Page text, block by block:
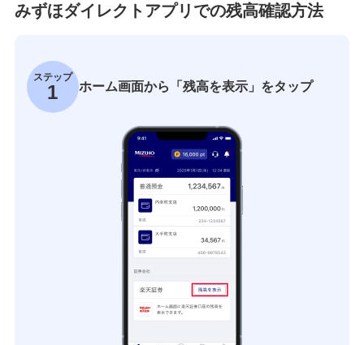
みずほダイレクトアプリでの残高確認方法
ステップ
1 ホーム画面から「残高を表示」をタップ